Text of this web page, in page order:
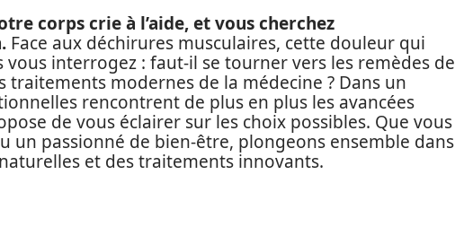
corps crie à l’aide, et vous cherchez
Face aux déchirures musculaires, cette douleur qui
interrogez : faut-il se tourner vers les remèdes de
modernes de la médecine ? Dans un
rencontrent de plus en plus les avancées
de vous éclairer sur les choix possibles. Que vous
un passionné de bien-être, plongeons ensemble dans
et des traitements innovants.